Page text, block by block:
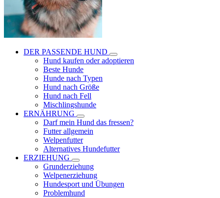
DER PASSENDE HUND
Hund kaufen oder adoptieren
Beste Hunde
Hunde nach Typen
Hund nach Größe
Hund nach Fell
Mischlingshunde
ERNÄHRUNG
Darf mein Hund das fressen?
Futter allgemein
Welpenfutter
Alternatives Hundefutter
ERZIEHUNG
Grunderziehung
Welpenerziehung
Hundesport und Übungen
Problemhund